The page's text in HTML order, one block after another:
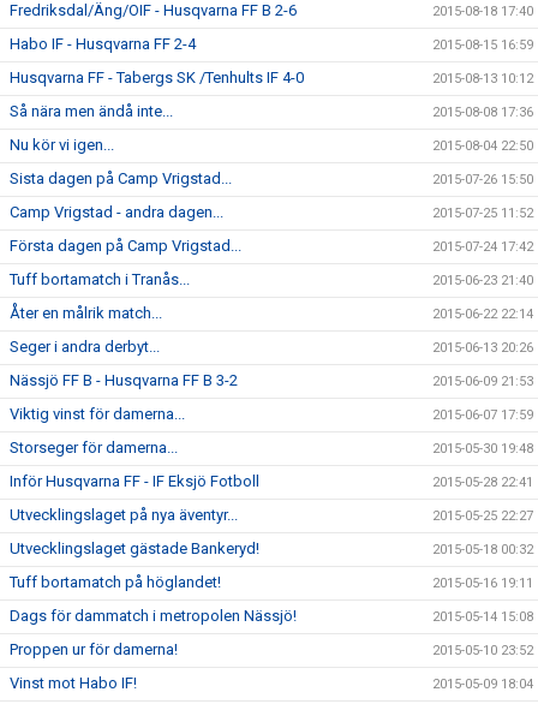
Fredriksdal/Äng/OIF - Husqvarna FF B 2-6 2015-08-18 17:40
Habo IF - Husqvarna FF 2-4 2015-08-15 16:59
Husqvarna FF - Tabergs SK /Tenhults IF 4-0 2015-08-13 10:12
Så nära men ändå inte... 2015-08-08 17:36
Nu kör vi igen... 2015-08-04 22:50
Sista dagen på Camp Vrigstad... 2015-07-26 15:50
Camp Vrigstad - andra dagen... 2015-07-25 11:52
Första dagen på Camp Vrigstad... 2015-07-24 17:42
Tuff bortamatch i Tranås... 2015-06-23 21:40
Åter en målrik match... 2015-06-22 22:14
Seger i andra derbyt... 2015-06-13 20:26
Nässjö FF B - Husqvarna FF B 3-2 2015-06-09 21:53
Viktig vinst för damerna... 2015-06-07 17:59
Storseger för damerna... 2015-05-30 19:48
Inför Husqvarna FF - IF Eksjö Fotboll 2015-05-28 22:41
Utvecklingslaget på nya äventyr... 2015-05-25 22:27
Utvecklingslaget gästade Bankeryd! 2015-05-18 00:32
Tuff bortamatch på höglandet! 2015-05-16 19:11
Dags för dammatch i metropolen Nässjö! 2015-05-14 15:08
Proppen ur för damerna! 2015-05-10 23:52
Vinst mot Habo IF! 2015-05-09 18:04